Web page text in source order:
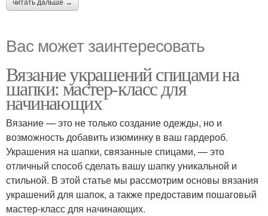
читать дальше →
Вас может заинтересовать
Вязание украшений спицами на
шапки: мастер-класс для
начинающих
Вязание — это не только создание одежды, но и
возможность добавить изюминку в ваш гардероб.
Украшения на шапки, связанные спицами, — это
отличный способ сделать вашу шапку уникальной и
стильной. В этой статье мы рассмотрим основы вязания
украшений для шапок, а также предоставим пошаговый
мастер-класс для начинающих.